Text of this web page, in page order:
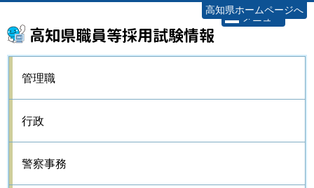
高知県職員等採用試験情報
高知県ホームページへ
メニュー
管理職
行政
警察事務